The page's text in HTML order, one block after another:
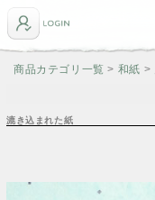
商品カテゴリ一覧 > 和紙 >
漉き込まれた紙